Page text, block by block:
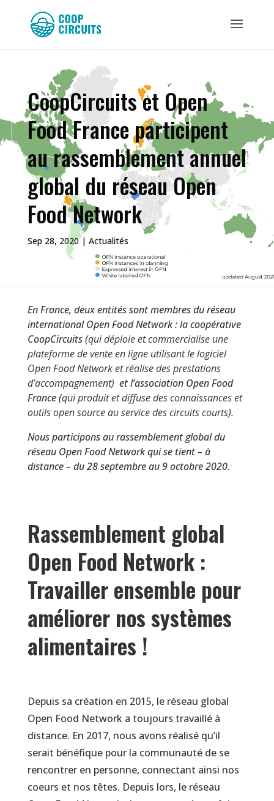
CoopCircuits et Open
Food France participent
au rassemblement annuel
global du réseau Open
Food Network
Sep 28, 2020| Actualités
En France, deux entités sont membres du réseau
international Open Food Network : la coopérative
CoopCircuits (qui déploie et commercialise une
plateforme de vente en ligne utilisant le logiciel
Open Food Network et réalise des prestations
d’accompagnement) et l’association Open Food
France (qui produit et diffuse des connaissances et
outils open source au service des circuits courts).
Nous participons au rassemblement global du
réseau Open Food Network qui se tient – à
distance – du 28 septembre au 9 octobre 2020.
Rassemblement global
Open Food Network :
Travailler ensemble pour
améliorer nos systèmes
alimentaires !
Depuis sa création en 2015, le réseau global
Open Food Network a toujours travaillé à
distance. En 2017, nous avons réalisé qu’il
serait bénéfique pour la communauté de se
rencontrer en personne, connectant ainsi nos
coeurs et nos têtes. Depuis lors, le réseau